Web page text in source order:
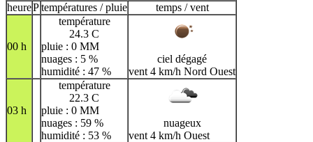
heurePtempératures / pluie temps / vent
00 h
température
24.3 C
pluie : 0 MM
nuages : 5 %
humidité : 47 %
ciel dégagé
vent 4 km/h Nord Ouest
03 h
température
22.3 C
pluie : 0 MM
nuages : 59 %
humidité : 53 %
nuageux
vent 4 km/h Ouest